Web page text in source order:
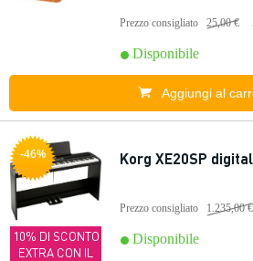
Prezzo consigliato 25,00 €
Disponibile
Aggiungi al
-46%
10% DI SCONTO
EXTRA CON IL
Korg XE20SP
Prezzo consigliato 1.235,00 €
Disponibile